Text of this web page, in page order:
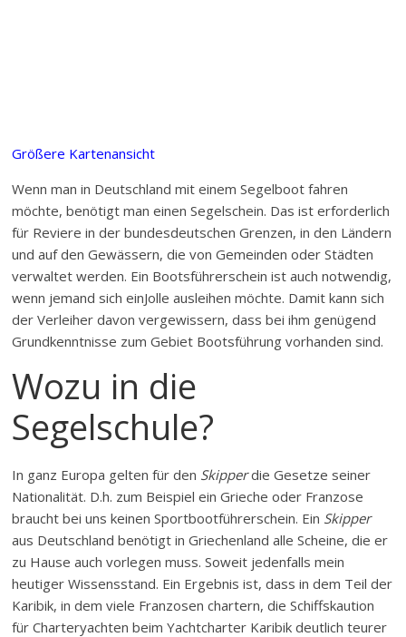
Größere Kartenansicht
Wenn man in Deutschland mit einem Segelboot fahren
möchte, benötigt man einen Segelschein. Das ist erforderlich
für Reviere in der bundesdeutschen Grenzen, in den Ländern
und auf den Gewässern, die von Gemeinden oder Städten
verwaltet werden. Ein Bootsführerschein ist auch notwendig,
wenn jemand sich einJolle ausleihen möchte. Damit kann sich
der Verleiher davon vergewissern, dass bei ihm genügend
Grundkenntnisse zum Gebiet Bootsführung vorhanden sind.
Wozu in die
Segelschule?
In ganz Europa gelten für den Skipperdie Gesetze seiner
Nationalität. D.h. zum Beispiel ein Grieche oder Franzose
braucht bei uns keinen Sportbootführerschein. Ein Skipper
aus Deutschland benötigt in Griechenland alle Scheine, die er
zu Hause auch vorlegen muss. Soweit jedenfalls mein
heutiger Wissensstand. Ein Ergebnis ist, dass in dem Teil der
Karibik, in dem viele Franzosen chartern, die Schiffskaution
für Charteryachten beim Yachtcharter Karibik deutlich teurer